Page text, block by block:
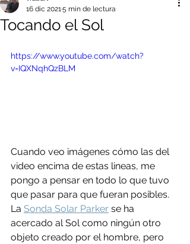
Tocando el Sol
16 dic 20215 min de lectura
https://www.youtube.com/watch?
v=IQXNqhQzBLM
Cuando veo imágenes cómo las del
video encima de estas lineas, me
pongo a pensar en todo lo que tuvo
que pasar para que fueran posibles.
La Sonda Solar Parker se ha
acercado al Sol como ningún otro
objeto creado por el hombre, pero